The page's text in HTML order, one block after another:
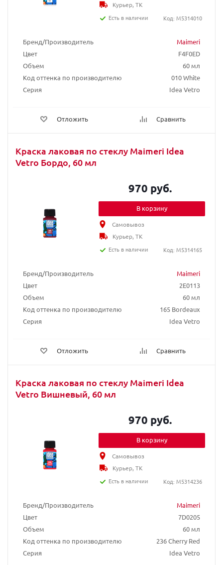
Бренд/Производитель
Maimeri
Цвет
F4F0ED
Объем
60 мл
Код оттенка по производителю
010 White
Серия
Idea Vetro
Отложить Сравнить
Курьер, ТК
Есть в наличии
Код: M5314010
Краска лаковая по стеклу Maimeri Idea
Vetro Бордо, 60 мл
Бренд/Производитель
Maimeri
Цвет
2E0113
Объем
60 мл
Код оттенка по производителю
165 Bordeaux
Серия
Idea Vetro
Отложить Сравнить
970 руб.
В корзину
Самовывоз
Курьер, ТК
Есть в наличии
Код: M5314165
Краска лаковая по стеклу Maimeri Idea
Vetro Вишневый, 60 мл
Бренд/Производитель
Maimeri
Цвет
7D0205
Объем
60 мл
Код оттенка по производителю
236 Cherry Red
Серия
Idea Vetro
970 руб.
В корзину
Самовывоз
Курьер, ТК
Есть в наличии
Код: M5314236